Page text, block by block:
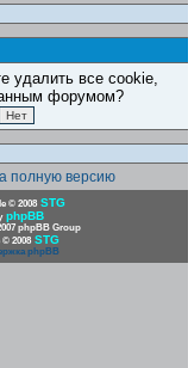
удалить все cookie,
форумом?
полную версию
© 2008 STG
phpBB
phpBB Group
2008 STG
phpBB